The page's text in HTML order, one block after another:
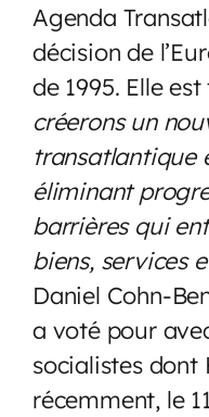
Agenda
décision de
de 1995. Elle
créerons un
transatlantique
éliminant
barrières qui
biens, services
Daniel Cohn-
a voté pour
socialistes dont
récemment, le